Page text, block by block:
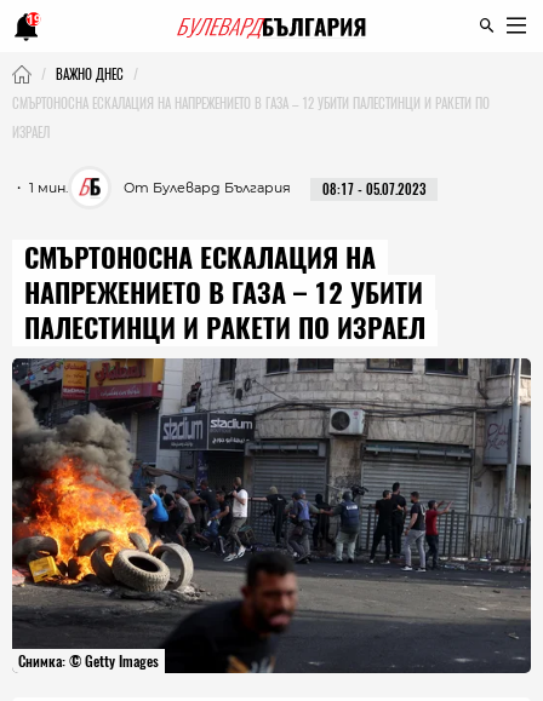
19
ВАЖНО ДНЕС
СМЪРТОНОСНА ЕСКАЛАЦИЯ НА НАПРЕЖЕНИЕТО В ГАЗА – 12 УБИТИ ПАЛЕСТИНЦИ И РАКЕТИ ПО
ИЗРАЕЛ
・ 1 мин. От Булевард България 08:17 - 05.07.2023
СМЪРТОНОСНА ЕСКАЛАЦИЯ НА
НАПРЕЖЕНИЕТО В ГАЗА – 12 УБИТИ
ПАЛЕСТИНЦИ И РАКЕТИ ПО ИЗРАЕЛ
Снимка: © Getty Images